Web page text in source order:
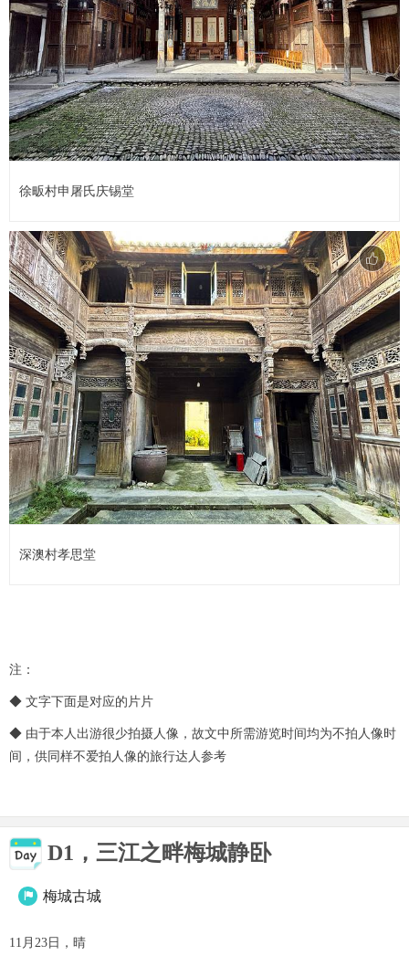
徐畈村申屠氏庆锡堂
深澳村孝思堂
注：
◆ 文字下面是对应的片片
◆ 由于本人出游很少拍摄人像，故文中所需游览时间均为不拍人像时
间，供同样不爱拍人像的旅行达人参考
D1，三江之畔梅城静卧
 梅城古城
11月23日，晴